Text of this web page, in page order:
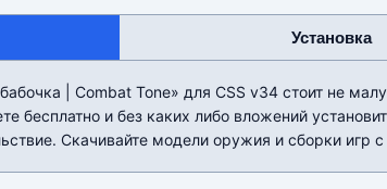
Установка
| Combat Tone» для CSS v34 стоит не
бесплатно и без каких либо вложений
Скачивайте модели оружия и сборки игр с